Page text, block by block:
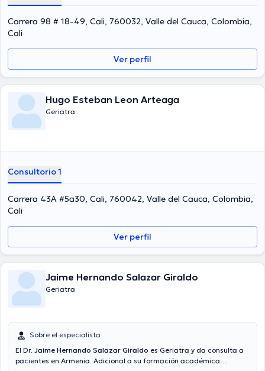
Carrera 98 # 18-49, Cali, 760032, Valle del Cauca, Colombia,
Cali
Ver perfil
Hugo Esteban Leon Arteaga
Geriatra
Consultorio 1
Carrera 43A #5a30, Cali, 760042, Valle del Cauca, Colombia,
Cali
Ver perfil
Jaime Hernando Salazar Giraldo
Geriatra
Sobre el especialista
El Dr. Jaime Hernando Salazar Giraldo es Geriatra y da consulta a
pacientes en Armenia. Adicional a su formación académica